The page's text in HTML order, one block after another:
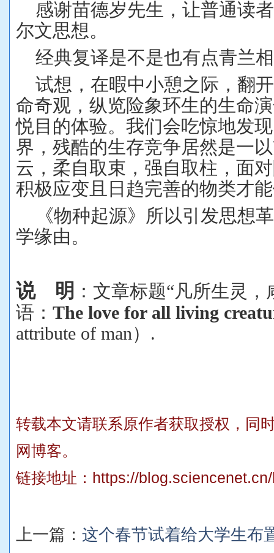
感谢苗德岁先生，让普通读
尔文思想。
经典复译是不是也有点青兰
试想，在暇中小憩之际，翻
命奇观，纵览险象环生的生命
悦目的体验。我们会吃惊地发
界，残酷的生存竞争居然是一
云，柔自取束，强自取柱，面
积极应变且日趋完善的物类才
《物种起源》所以引发思想
学缘由。
说 明 ：文章标题“凡所生灵，
语： The love for all living
attribute of man） .
转载本文请联系原作者获取授权，同
网博客。
链接地址： https://
上一篇： 这个春节试着给大学生布